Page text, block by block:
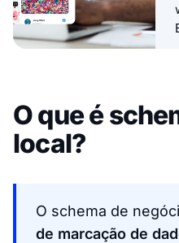
O que é
local?
O schema de
de marcação de